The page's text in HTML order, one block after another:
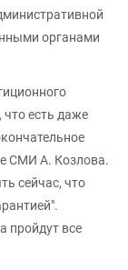
органами
есть даже
СМИ А. Козлова.
сейчас, что
пройдут все